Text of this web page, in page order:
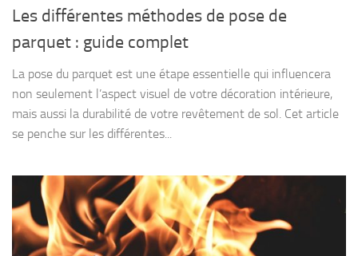
Les différentes méthodes de pose de
parquet : guide complet
La pose du parquet est une étape essentielle qui influencera
non seulement l’aspect visuel de votre décoration intérieure,
mais aussi la durabilité de votre revêtement de sol. Cet article
se penche sur les différentes...